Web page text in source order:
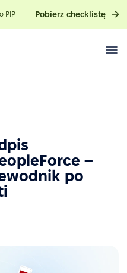
PIP Pobierz checklistę
–
po